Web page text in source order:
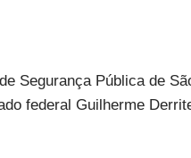
Segurança Pública de
federal Guilherme